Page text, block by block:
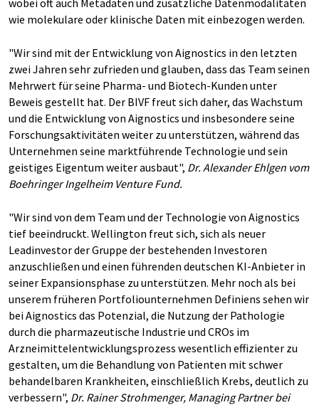
wie molekulare oder klinische Daten mit einbezogen werden.
"Wir sind mit der Entwicklung von Aignostics in den letzten
zwei Jahren sehr zufrieden und glauben, dass das Team seinen
Mehrwert für seine Pharma- und Biotech-Kunden unter
Beweis gestellt hat. Der BIVF freut sich daher, das Wachstum
und die Entwicklung von Aignostics und insbesondere seine
Forschungsaktivitäten weiter zu unterstützen, während das
Unternehmen seine marktführende Technologie und sein
geistiges Eigentum weiter ausbaut", Dr. Alexander Ehlgen vom
Boehringer Ingelheim Venture Fund.
"Wir sind von dem Team und der Technologie von Aignostics
tief beeindruckt. Wellington freut sich, sich als neuer
Leadinvestor der Gruppe der bestehenden Investoren
anzuschließen und einen führenden deutschen KI-Anbieter in
seiner Expansionsphase zu unterstützen. Mehr noch als bei
unserem früheren Portfoliounternehmen Definiens sehen wir
bei Aignostics das Potenzial, die Nutzung der Pathologie
durch die pharmazeutische Industrie und CROs im
Arzneimittelentwicklungsprozess wesentlich effizienter zu
gestalten, um die Behandlung von Patienten mit schwer
behandelbaren Krankheiten, einschließlich Krebs, deutlich zu
verbessern", Dr. Rainer Strohmenger, Managing Partner bei